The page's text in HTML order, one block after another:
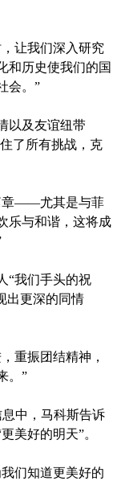
让我们深入研究
和历史使我们的国
会。”
以及友谊纽带
了所有挑战，克
章——尤其是与菲
乐与和谐，这将成
“我们手头的祝
出更深的同情
重振团结精神，
。”
中，马科斯告诉
美好的明天”。
们知道更美好的